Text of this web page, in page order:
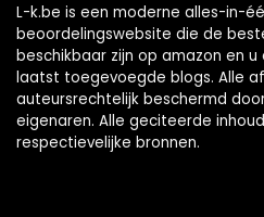
L-k.be is een moderne alles-in-
beoordelingswebsite die de
beschikbaar zijn op amazon en
laatst toegevoegde blogs. Alle
auteursrechtelijk beschermd
eigenaren. Alle geciteerde
respectievelijke bronnen.